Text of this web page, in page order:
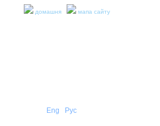
домашня мапа сайту
Eng Рус